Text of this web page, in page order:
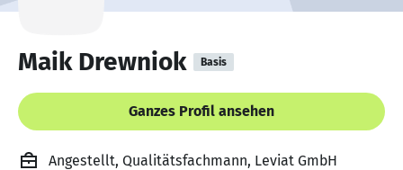
Maik Drewniok Basis
Ganzes Profil ansehen
Angestellt, Qualitätsfachmann, Leviat GmbH